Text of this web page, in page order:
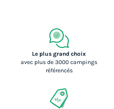
Le plus grand choix
avec plus de 3000 campings
référencés